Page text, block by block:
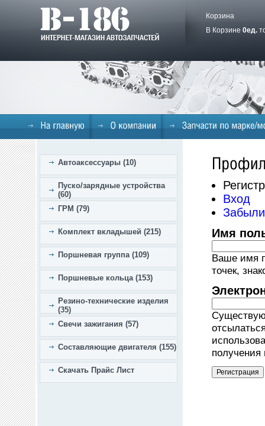
Корзина
В Корзине 0ед.
Автоаксессуары (10)
Пуско/зарядные устройства
(60)
ГРМ (79)
Комплект вкладышей (215)
Поршневая группа (109)
Поршневые кольца (153)
Резино-технические изделия
(35)
Свечи зажигания (57)
Составляющие двигателя (155)
Скачать Прайс Лист
Вход
Имя
Ваше имя
точек,
получения